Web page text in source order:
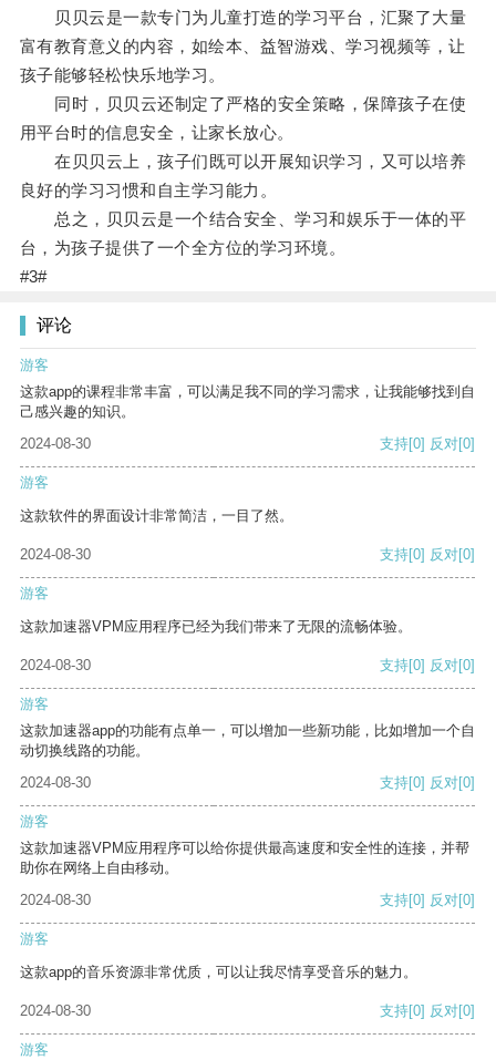
贝贝云是一款专门为儿童打造的学习平台，汇聚了大量
富有教育意义的内容，如绘本、益智游戏、学习视频等，让
孩子能够轻松快乐地学习。
同时，贝贝云还制定了严格的安全策略，保障孩子在使
用平台时的信息安全，让家长放心。
在贝贝云上，孩子们既可以开展知识学习，又可以培养
良好的学习习惯和自主学习能力。
总之，贝贝云是一个结合安全、学习和娱乐于一体的平
台，为孩子提供了一个全方位的学习环境。
#3#
评论
游客
这款app的课程非常丰富，可以满足我不同的学习需求，让我能够找到自
己感兴趣的知识。
2024-08-30
支持[0] 反对[0]
游客
这款软件的界面设计非常简洁，一目了然。
2024-08-30 支持[0] 反对[0]
游客
这款加速器VPM应用程序已经为我们带来了无限的流畅体验。
2024-08-30 支持[0] 反对[0]
游客
这款加速器app的功能有点单一，可以增加一些新功能，比如增加一个自
动切换线路的功能。
2024-08-30
支持[0] 反对[0]
游客
这款加速器VPM应用程序可以给你提供最高速度和安全性的连接，并帮
助你在网络上自由移动。
2024-08-30
支持[0] 反对[0]
游客
这款app的音乐资源非常优质，可以让我尽情享受音乐的魅力。
2024-08-30 支持[0] 反对[0]
游客